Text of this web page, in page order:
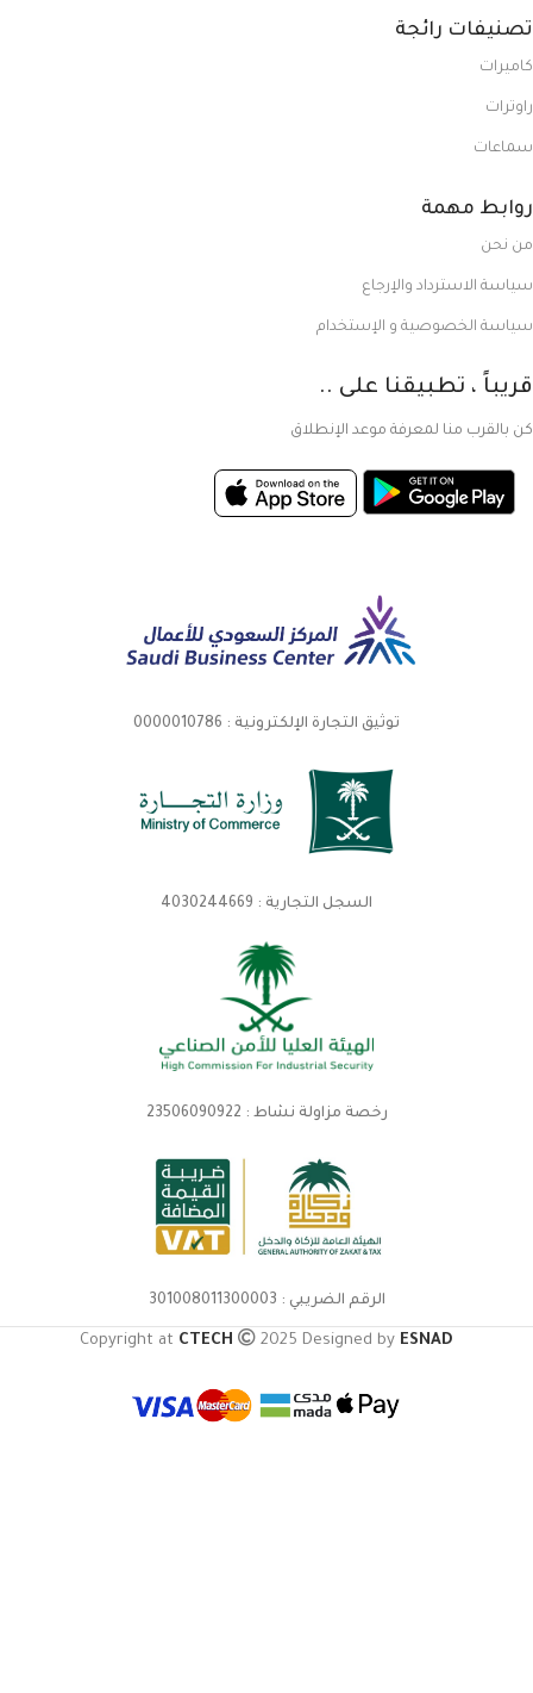
تصنيفات رائجة
كاميرات
راوترات
سماعات
روابط مهمة
من نحن
سياسة الاسترداد والإرجاع
سياسة الخصوصية و الإستخدام
قريباً ، تطبيقنا على ..
كن بالقرب منا لمعرفة موعد الإنطلاق
توثيق التجارة الإلكترونية : 0000010786
السجل التجارية : 4030244669
رخصة مزاولة نشاط : 23506090922
الرقم الضريبي : 301008011300003
Copyright at CTECH 2025 Designed by ESNAD